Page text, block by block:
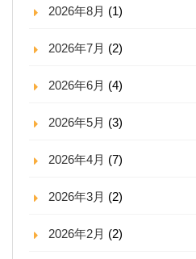
2026年8月 (1)
2026年7月 (2)
2026年6月 (4)
2026年5月 (3)
2026年4月 (7)
2026年3月 (2)
2026年2月 (2)